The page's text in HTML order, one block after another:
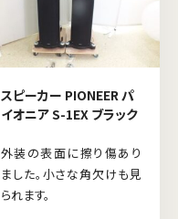
スピーカー PIONEER パ
イオニア S-1EX ブラック
外装の表面に擦り傷あり
ました。小さな角欠けも見
られます。